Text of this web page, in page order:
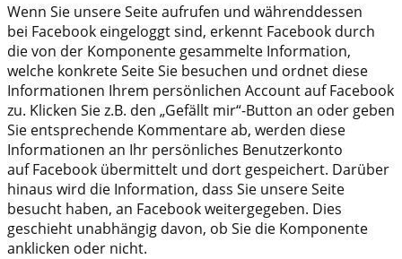
Wenn Sie unsere Seite aufrufen und währenddessen
bei Facebook eingeloggt sind, erkennt Facebook durch
die von der Komponente gesammelte Information,
welche konkrete Seite Sie besuchen und ordnet diese
Informationen Ihrem persönlichen Account auf Facebook
zu. Klicken Sie z.B. den „Gefällt mir“-Button an oder geben
Sie entsprechende Kommentare ab, werden diese
Informationen an Ihr persönliches Benutzerkonto
auf Facebook übermittelt und dort gespeichert. Darüber
hinaus wird die Information, dass Sie unsere Seite
besucht haben, an Facebook weitergegeben. Dies
geschieht unabhängig davon, ob Sie die Komponente
anklicken oder nicht.